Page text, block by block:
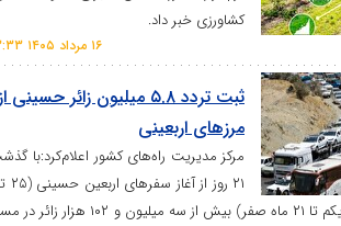
کشاورزی خبر داد.
ثبت تردد ۵.۸ میلیون زائر حسینی از
مرز‌های اربعینی
مرکز مدیریت راه‌های کشور اعلام‌کرد:با گذشت
۲۱ روز از آغاز سفر‌های اربعین حسینی (۲۵ تیر
تا ۱۴ مردادماه، مقارن با یکم تا ۲۱ ماه صفر) بیش از سه میلیون و ۱۰۲ هزار زائر در مسیر